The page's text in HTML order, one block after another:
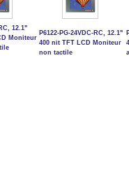
12.1"
Moniteur
P6122-PG-24VDC-RC, 12.1"
400 nit TFT LCD Moniteur
non tactile